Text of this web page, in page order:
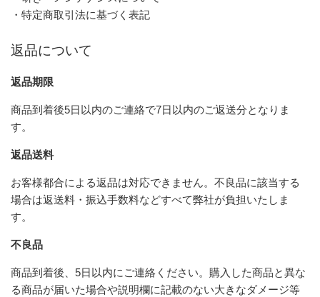
・特定商取引法に基づく表記
返品について
返品期限
商品到着後5日以内のご連絡で7日以内のご返送分となりま
す。
返品送料
お客様都合による返品は対応できません。不良品に該当する
場合は返送料・振込手数料などすべて弊社が負担いたしま
す。
不良品
商品到着後、5日以内にご連絡ください。購入した商品と異な
る商品が届いた場合や説明欄に記載のない大きなダメージ等